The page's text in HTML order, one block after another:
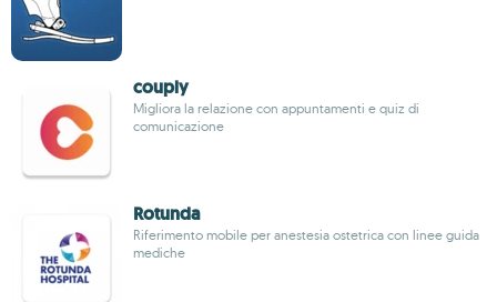
couply
Migliora la relazione con appuntamenti e quiz di
comunicazione
Rotunda
Riferimento mobile per anestesia ostetrica con linee guida
mediche